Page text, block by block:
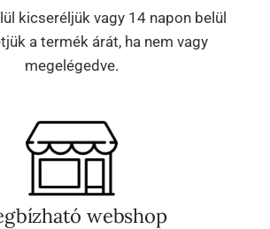
kicseréljük vagy 14 napon belül
a termék árát, ha nem vagy
megelégedve.
webshop